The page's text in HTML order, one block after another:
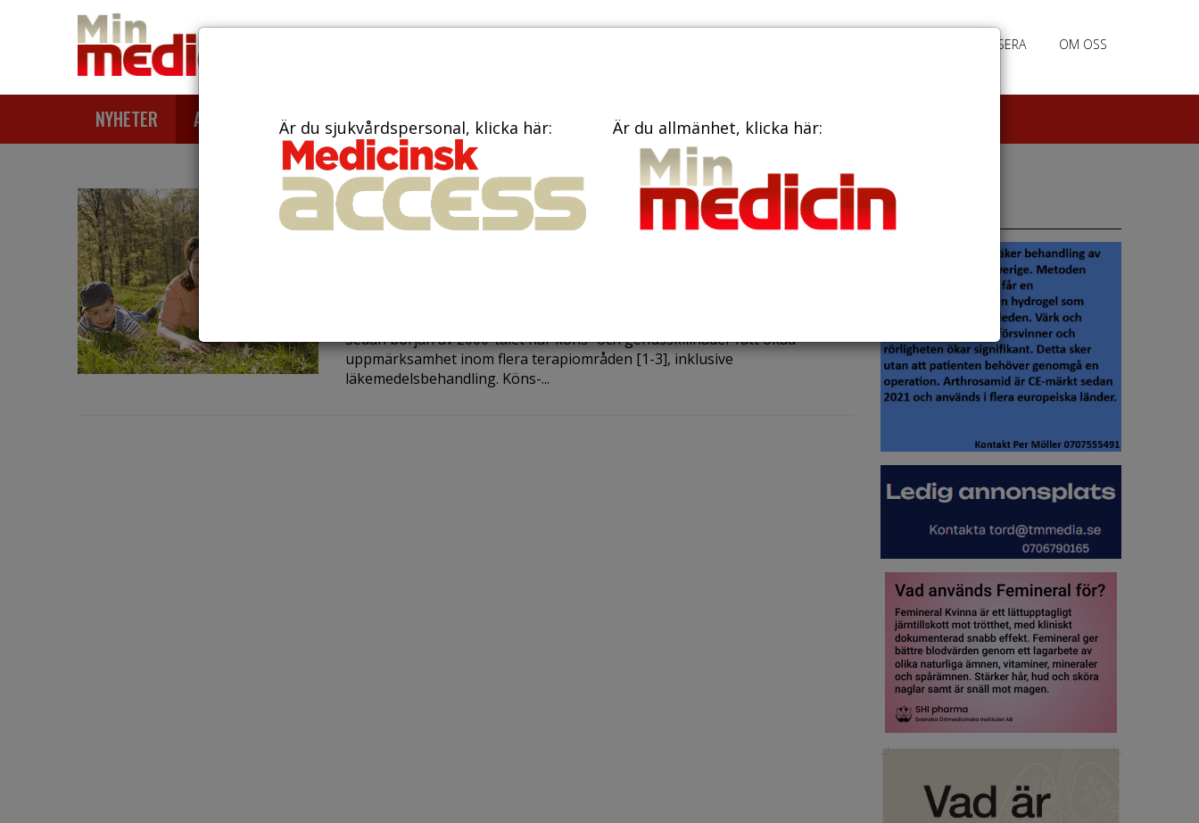
ANNONSERA OM OSS
NYHETER ARTIKLAR AKTUELLT TIDNINGAR KONTAKT
den 29 juni 2022
Kunskapsstöd om könsaspekter på
Sedan början av 2000-talet har köns- och genusskillnader fått ökad
uppmärksamhet inom flera terapiområden [1-3], inklusive
läkemedelsbehandling. Köns-...
Annonser
Är du sjukvårdspersonal, klicka här: Är du allmänhet, klicka här: